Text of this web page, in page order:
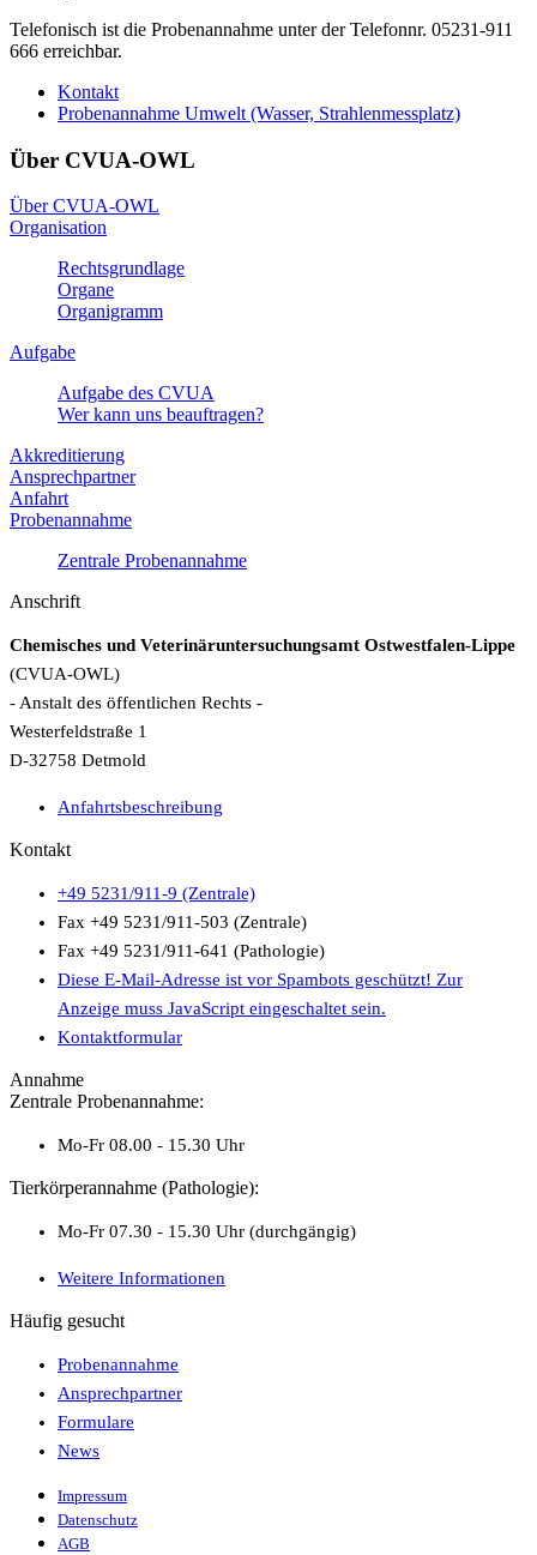
Telefonisch ist die Probenannahme unter der Telefonnr. 05231-911
666 erreichbar.
Kontakt
Probenannahme Umwelt (Wasser, Strahlenmessplatz)
Über CVUA-OWL
Über CVUA-OWL
Organisation
Rechtsgrundlage
Organe
Organigramm
Aufgabe
Aufgabe des CVUA
Wer kann uns beauftragen?
Akkreditierung
Ansprechpartner
Anfahrt
Probenannahme
Zentrale Probenannahme
Anschrift
Chemisches und Veterinäruntersuchungsamt Ostwestfalen-Lippe
(CVUA-OWL)
- Anstalt des öffentlichen Rechts -
Westerfeldstraße 1
D-32758 Detmold
Anfahrtsbeschreibung
Kontakt
+49 5231/911-9 (Zentrale)
Fax +49 5231/911-503 (Zentrale)
Fax +49 5231/911-641 (Pathologie)
Diese E-Mail-Adresse ist vor Spambots geschützt! Zur
Anzeige muss JavaScript eingeschaltet sein.
Kontaktformular
Annahme
Zentrale Probenannahme:
Mo-Fr 08.00 - 15.30 Uhr
Tierkörperannahme (Pathologie):
Mo-Fr 07.30 - 15.30 Uhr (durchgängig)
Weitere Informationen
Häufig gesucht
Probenannahme
Ansprechpartner
Formulare
News
Impressum
Datenschutz
AGB